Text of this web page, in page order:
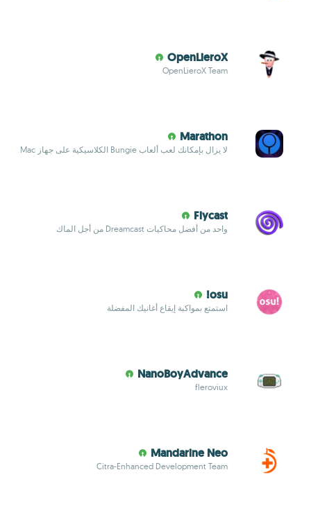
OpenLieroX
OpenLieroX Team
Marathon
لا يزال بإمكانك لعب ألعاب Bungie الكلاسيكية على جهاز Mac
Flycast
واحد من أفضل محاكيات Dreamcast من أجل الماك
osu!
استمتع بمواكبة إيقاع أغانيك المفضلة
NanoBoyAdvance
fleroviux
Mandarine Neo
Citra-Enhanced Development Team